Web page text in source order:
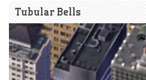
Tubular Bells